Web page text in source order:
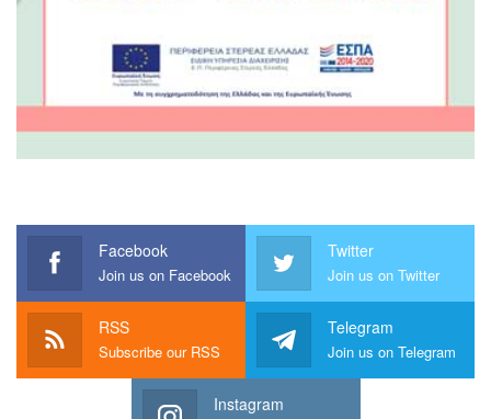
Facebook
Join us on Facebook
Twitter
Join us on Twitter
RSS
Subscribe our RSS
Telegram
Join us on Telegram
Instagram